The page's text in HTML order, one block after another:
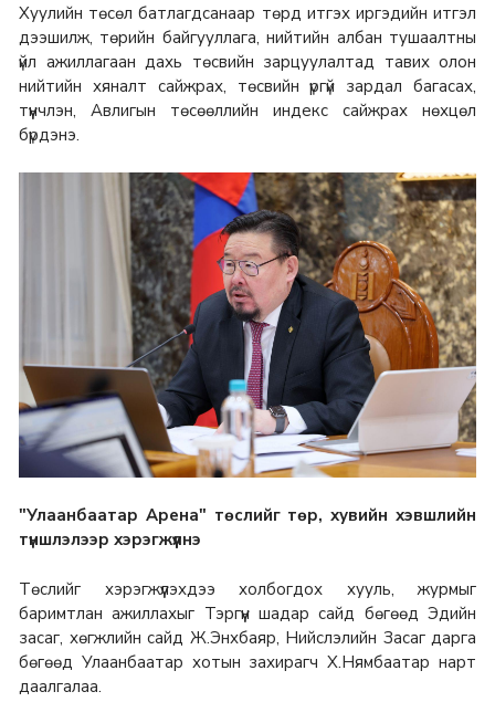
Хуулийн төсөл батлагдсанаар төрд итгэх иргэдийн итгэл
дээшилж, төрийн байгууллага, нийтийн албан тушаалтны
үйл ажиллагаан дахь төсвийн зарцуулалтад тавих олон
нийтийн хяналт сайжрах, төсвийн үргүй зардал багасах,
түүнчлэн, Авлигын төсөөллийн индекс сайжрах нөхцөл
бүрдэнэ.
"Улаанбаатар Арена" төслийг төр, хувийн хэвшлийн
түншлэлээр хэрэгжүүлнэ
Төслийг хэрэгжүүлэхдээ холбогдох хууль, журмыг
баримтлан ажиллахыг Тэргүүн шадар сайд бөгөөд Эдийн
засаг, хөгжлийн сайд Ж.Энхбаяр, Нийслэлийн Засаг дарга
бөгөөд Улаанбаатар хотын захирагч Х.Нямбаатар нарт
даалгалаа.